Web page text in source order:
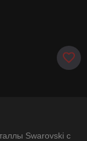
Swarovski с